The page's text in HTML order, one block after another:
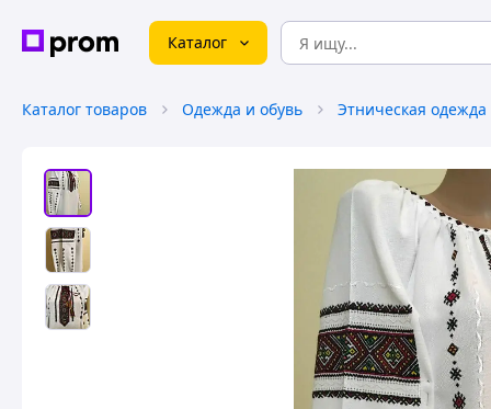
Каталог
Каталог товаров Одежда и обувь Этническая одежда